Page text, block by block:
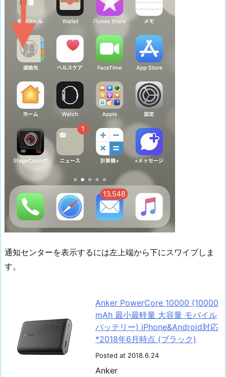
通知センターを表示するには左上端から下にスワイプしま
す。
Anker PowerCore 10000 (10000
mAh 最小最軽量 大容量 モバイル
バッテリー) iPhone&Android対応
*2018年6月時点 (ブラック)
Posted at 2018.6.24
Anker